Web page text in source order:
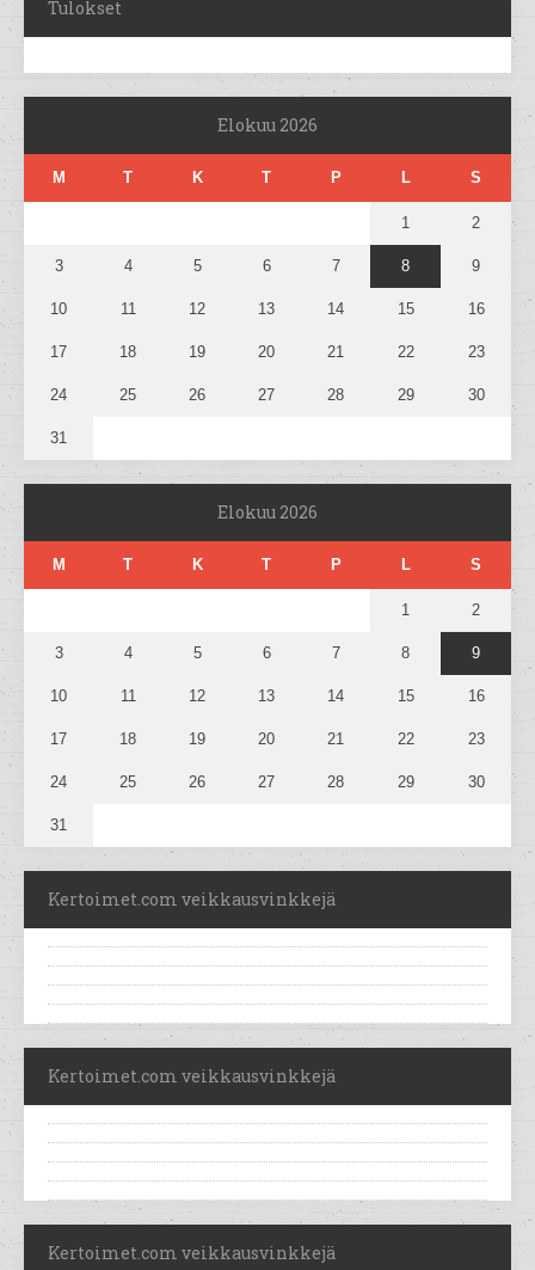
Tulokset
Elokuu 2026
M T K T P L S
1 2
3 4 5 6 7 8 9
10 11 12 13 14 15 16
17 18 19 20 21 22 23
24 25 26 27 28 29 30
31
Elokuu 2026
M T K T P L S
1 2
3 4 5 6 7 8 9
10 11 12 13 14 15 16
17 18 19 20 21 22 23
24 25 26 27 28 29 30
31
Kertoimet.com veikkausvinkkejä
Kertoimet.com veikkausvinkkejä
Kertoimet.com veikkausvinkkejä